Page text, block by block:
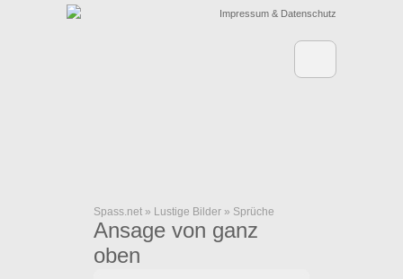
Impressum & Datenschutz
Spass.net » Lustige Bilder » Sprüche
Ansage von ganz
oben